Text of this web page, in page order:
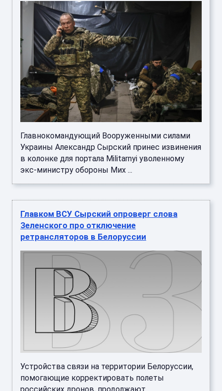
Главнокомандующий Вооруженными силами
Украины Александр Сырский принес извинения
в колонке для портала Militarnyi уволенному
экс-министру обороны Мих ...
Главком ВСУ Сырский опроверг слова
Зеленского про отключение
ретрансляторов в Белоруссии
Устройства связи на территории Белоруссии,
помогающие корректировать полеты